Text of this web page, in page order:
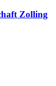
Zolling